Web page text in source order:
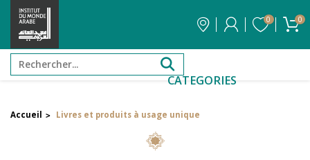
0 0
CATEGORIES
Filtrer par attribut
Accueil > Livres et produits à usage unique